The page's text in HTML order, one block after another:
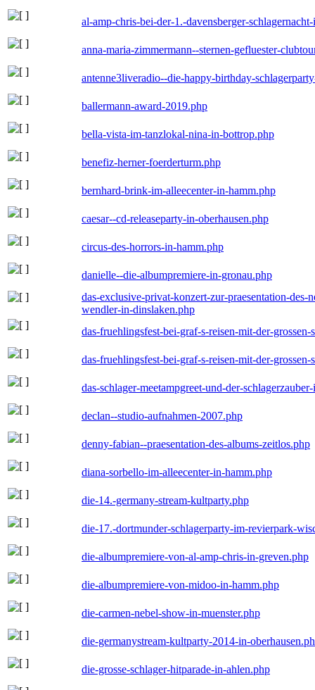
al-amp-chris-bei-der-1.-davensberger-
anna-maria-zimmermann--sternen-gefluester-
antenne3liveradio--die-happy-birthday-
ballermann-award-2019.php
bella-vista-im-tanzlokal-nina-in-bottrop.php
benefiz-herner-foerderturm.php
bernhard-brink-im-alleecenter-in-hamm.php
caesar--cd-releaseparty-in-oberhausen.php
circus-des-horrors-in-hamm.php
danielle--die-albumpremiere-in-gronau.php
das-exclusive-privat-konzert-zur-praesentation-
wendler-in-dinslaken.php
das-fruehlingsfest-bei-graf-s-reisen-mit-der-
das-fruehlingsfest-bei-graf-s-reisen-mit-der-
das-schlager-meetampgreet-und-der-
declan--studio-aufnahmen-2007.php
denny-fabian--praesentation-des-albums-zeitlos.php
diana-sorbello-im-alleecenter-in-hamm.php
die-14.-germany-stream-kultparty.php
die-17.-dortmunder-schlagerparty-im-revierpark-
die-albumpremiere-von-al-amp-chris-in-greven.php
die-albumpremiere-von-midoo-in-hamm.php
die-carmen-nebel-show-in-muenster.php
die-germanystream-kultparty-2014-in-
die-grosse-schlager-hitparade-in-ahlen.php